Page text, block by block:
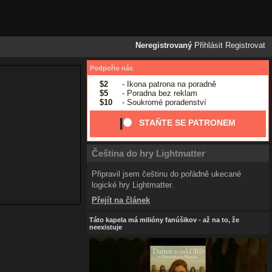
Neregistrovaný Přihlásit Registrovat
Podpořte nás
$2
- Ikona patrona na poradně
$5
- Poradna bez reklam
$10
- Soukromé poradenství
STAŇTE SE PATRONEM
Čeština do hry Lightmatter
Připravil jsem češtinu do pořádně ukecané
logické hry Lightmatter.
Přejít na článek
Táto kapela má milióny fanúšikov - až na to, že
neexistuje